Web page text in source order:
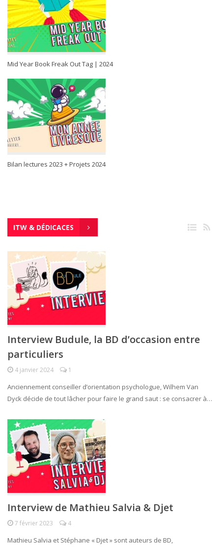
Mid Year Book Freak Out Tag | 2024
Bilan lectures 2023 + Projets 2024
ITW & DÉDICACES
Interview Budule, la BD d’occasion entre
particuliers
4 janvier 2024 1
Anciennement conseiller d’orientation psychologue, Wilhem Van
Dyck décide de tout lâcher pour faire le grand saut : se consacrer à…
Interview de Mathieu Salvia & Djet
7 février 2023 4
Mathieu Salvia et Stéphane « Djet » sont auteurs de BD,